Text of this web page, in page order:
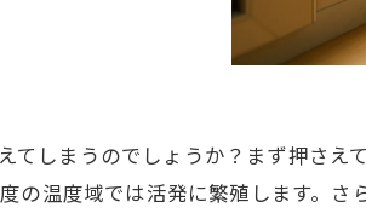
てしまうのでしょうか？まず押さ
の温度域では活発に繁殖します。さ